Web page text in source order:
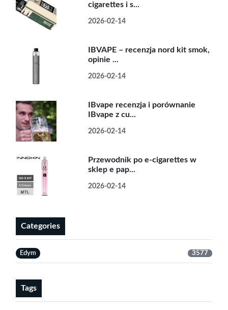
cigarettes i s...
2026-02-14
IBVAPE – recenzja nord kit smok,
opinie ...
2026-02-14
IBvape recenzja i porównanie
IBvape z cu...
2026-02-14
Przewodnik po e-cigarettes w
sklep e pap...
2026-02-14
Categories
Edym 3577
Tags